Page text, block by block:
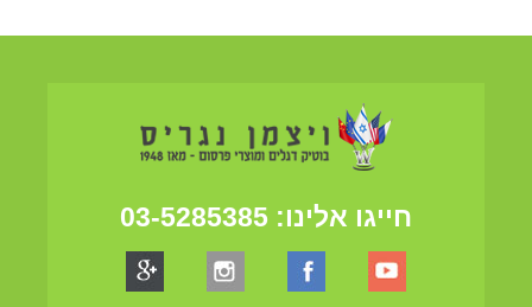
חייגו אלינו: 03-5285385